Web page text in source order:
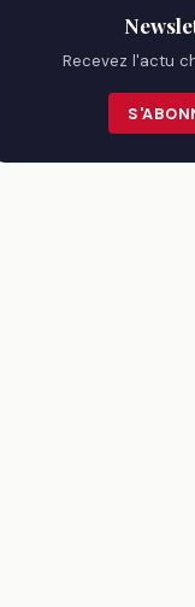
Recevez l'actu